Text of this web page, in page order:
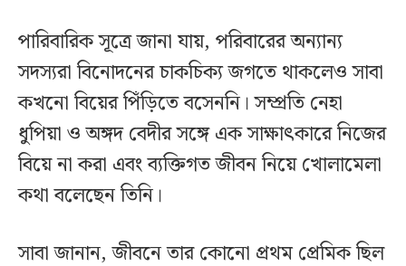
পারিবারিক সূত্রে জানা যায়, পরিবারের অন্যান্য
সদস্যরা বিনোদনের চাকচিক্য জগতে থাকলেও সাবা
কখনো বিয়ের পিঁড়িতে বসেননি। সম্প্রতি নেহা
ধুপিয়া ও অঙ্গদ বেদীর সঙ্গে এক সাক্ষাৎকারে নিজের
বিয়ে না করা এবং ব্যক্তিগত জীবন নিয়ে খোলামেলা
কথা বলেছেন তিনি।
সাবা জানান, জীবনে তার কোনো প্রথম প্রেমিক ছিল